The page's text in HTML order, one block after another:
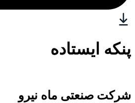
پنکه ایستاده
شرکت صنعتی ماه نیرو